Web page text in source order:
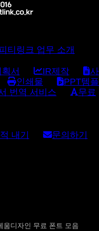
티링크 업무 소개
서 IR제작
사
인쇄물
PPT템플
번역 서비스
무료
내기 문의하기
움디자인 무료 폰트 모음